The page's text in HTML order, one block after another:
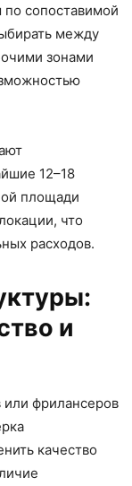
сопоставимой
между
зонами
12–18
площади
что
расходов.
и
фрилансеров
качество